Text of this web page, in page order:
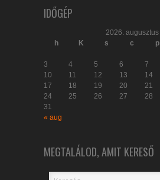
IDŐGÉP
2026. augusztus
h
K s c p
3
4 5 6 7
10
11 12 13 14
17
18 19 20 21
24
25 26 27 28
31
« aug
MEGTALÁLOD, AMIT KERESŐ